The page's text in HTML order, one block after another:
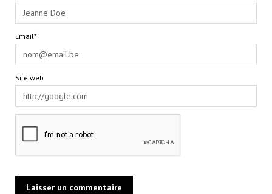
Email*
Site web